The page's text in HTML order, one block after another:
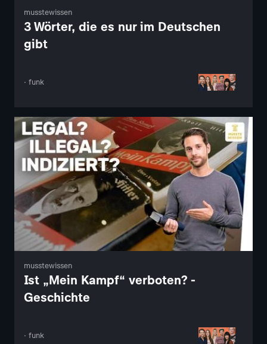
musstewissen
3 Wörter, die es nur im Deutschen
gibt
· funk
musstewissen
Ist „Mein Kampf“ verboten? -
Geschichte
· funk